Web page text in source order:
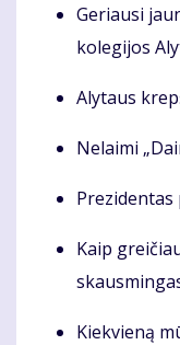
Geriausi
kolegijos
Alytaus
Nelaimi
Prezidentas
Kaip
Kiekvieną